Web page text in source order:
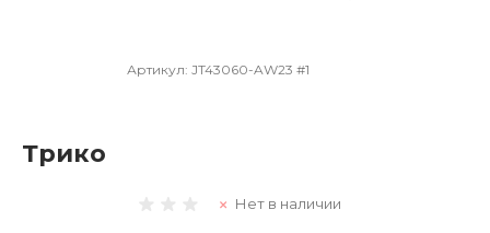
Артикул: JT43060-AW23 #1
Трико
Нет в наличии